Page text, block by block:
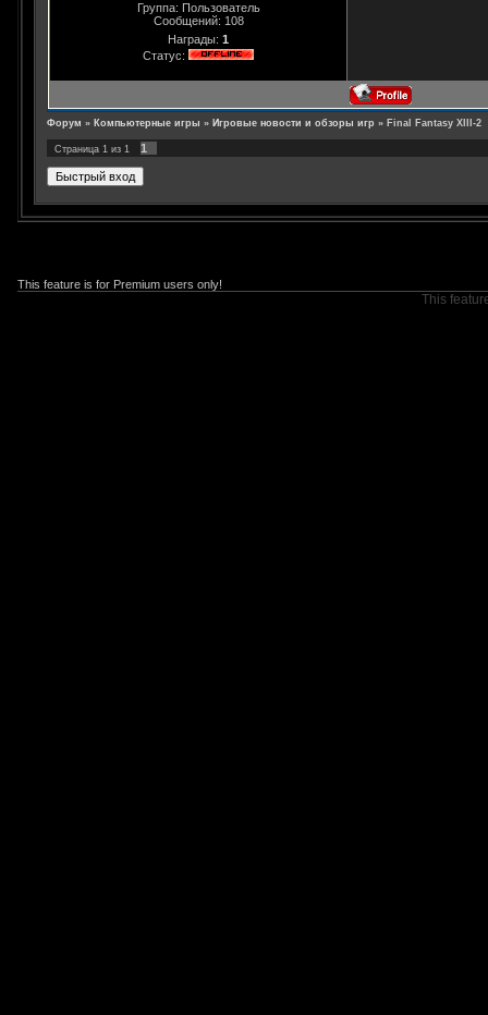
Группа: Пользователь
Сообщений: 108
Награды: 1
Статус:
Форум » Компьютерные игры » Игровые новости и обзоры игр » Final Fantasy XIII-2
Страница 1 из 1 1
This feature is for Premium users only!
This